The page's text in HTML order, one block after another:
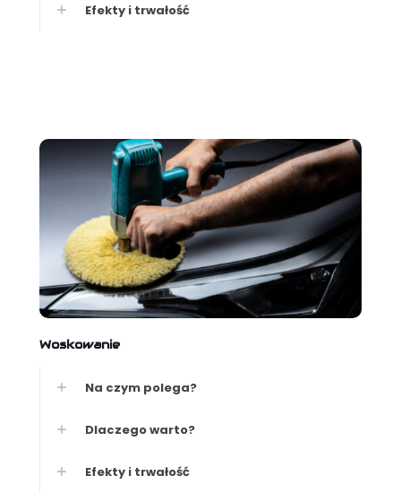
Efekty i trwałość
Woskowanie
Na czym polega?
Dlaczego warto?
Efekty i trwałość